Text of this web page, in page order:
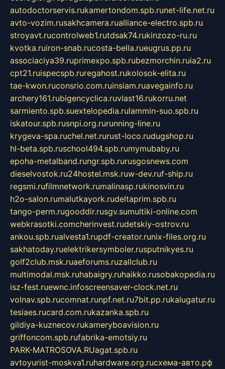
autodoctorservis.rukamertondom.spb.runet-life.net.ru
avto-vozim.rusakhcamera.rualliance-electro.spb.ru
stroyavt.rucontrolweb1.rutdsak74.rukinzozo-ru.ru
kvotka.ruiron-snab.rucosta-bella.rueugrus.pp.ru
associaciya39.ruprimexpo.spb.rubezmorchin.ruia2.ru
cpt21.ruispecspb.ruregahost.rukolosok-elita.ru
tae-kwon.ruconsrio.com.ruinsiam.ruavegainfo.ru
archery161.rubigencyclica.ruvlast16.rukorru.net
sarmiento.spb.suextelopedia.rulammin-suo.spb.ru
iskatour.spb.rusnpi.org.rurunning-line.ru
krygeva-spa.ruchel.net.rurust-loco.rudugshop.ru
hl-beta.spb.ruschool494.spb.rumymubaby.ru
epoha-metalband.rungr.spb.rurusgosnews.com
dieselvostok.ru24hostel.msk.ruw-dev.ruf-ship.ru
regsmi.rufilmnetwork.rumalinasp.rukinosvin.ru
h2o-salon.rumalutkayork.rudeltaprim.spb.ru
tango-perm.rugooddir.rusgv.sumultiki-online.com
webkrasotki.comcherinvest.rudetskiy-ostrov.ru
ankou.spb.rualvesta1.rupdf-creator.runix-files.org.ru
sakhatoday.ruelektrikersymboler.rusputnikyes.ru
golf2club.msk.ruaeforums.ruzallclub.ru
multimodal.msk.ruhabaigry.ruhaikko.rusobakopedia.ru
isz-fest.ruewnc.infoscreensaver-clock.net.ru
volnav.spb.rucomnat.runpf.net.ru7bit.pp.rukalugatur.ru
tesiaes.rucard.com.rukazanka.spb.ru
gildiya-kuznecov.rukameryboavision.ru
griffoncom.spb.rufabrika-emotsiy.ru
PARK-MATROSOVA.RUagat.spb.ru
avtoyurist-moskva1.ruhardware.org.ruсхема-авто.рф